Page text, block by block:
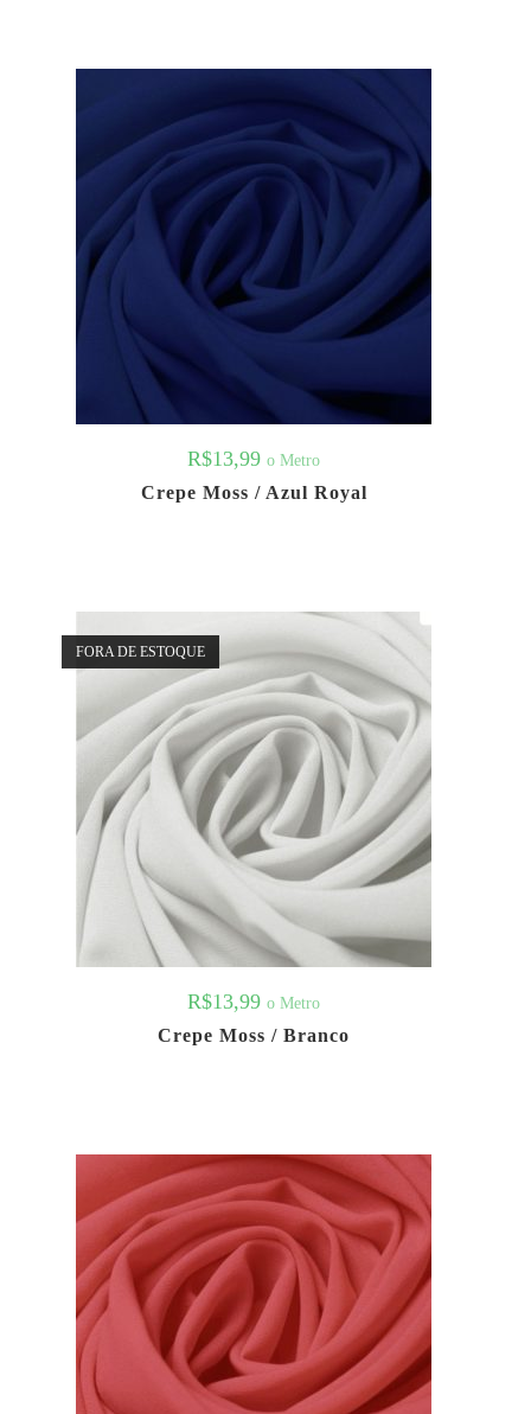
R$13,99 o Metro
Crepe Moss / Azul Royal
FORA DE ESTOQUE
R$13,99 o Metro
Crepe Moss / Branco